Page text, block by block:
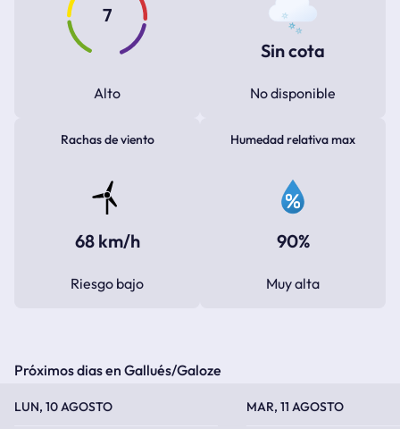
7
Alto
Sin cota
No disponible
Rachas de viento
68 km/h
Riesgo bajo
Humedad relativa max
90%
Muy alta
Próximos dias en Gallués/Galoze
LUN, 10 AGOSTO MAR, 11 AGOSTO